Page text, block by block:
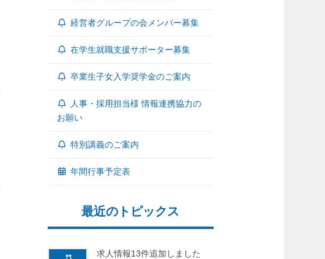
経営者グループの会メンバー募集
在学生就職支援サポーター募集
卒業生子女入学奨学金のご案内
人事・採用担当様 情報連携協力の
お願い
特別講義のご案内
年間行事予定表
最近のトピックス
求人情報13件追加しました